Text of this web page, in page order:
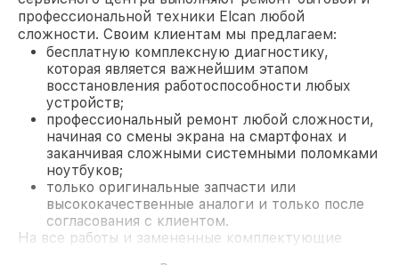
профессиональной техники Elcan любой
сложности. Своим клиентам мы предлагаем:
бесплатную комплексную диагностику,
которая является важнейшим этапом
восстановления работоспособности любых
устройств;
профессиональный ремонт любой сложности,
начиная со смены экрана на смартфонах и
заканчивая сложными системными поломками
ноутбуков;
только оригинальные запчасти или
высококачественные аналоги и только после
согласования с клиентом.
На все работы и замененные комплектующие